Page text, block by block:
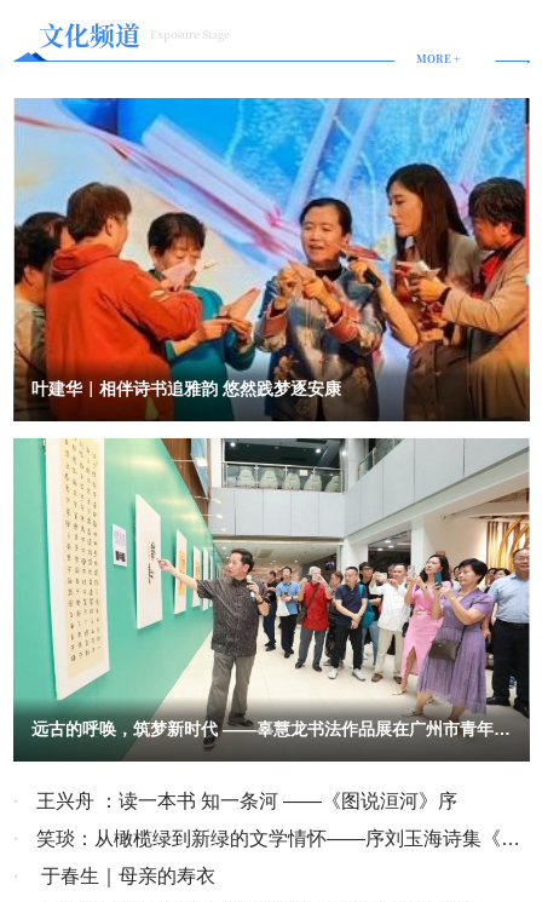
社交平台悄然升温，构成了春节期间最具共鸣的情绪底色。洽洽精准
推出“洽洽到，财神到”的活动主题，简单又有极具年味氛围感。同时
以“寻宝”为核心互动机制，以“金瓜子”作为终极奖励，引导市民在探
索中感受年味，找到“好彩头”。这不仅是一场轻松好玩的互动，更是
沉浸式“新年沾福气、迎好运”的仪式感体验，让“洽洽到，财神到”从
一句口号，变成可触摸、可参与、可分享的真实福气。巡游现场，一
辆满载喜庆的大篷车化身流动的“年味符号”，车内陈列着巨型洽洽红
袋瓜子与 100% 全坚果礼盒。萌趣的“洽宝财神”手持象征财运的金瓜
子沿路派发上万份财气好礼，将“洽洽到 财神到”的新春祝福送到街头
巷尾，成为今年春节线下最具人气的年味风景之一。二、回应年味呼
唤：多元互动叠加，让烟火气回归街头如今，年轻人真正向往的，是
亲身参与的烟火气——是一家人围坐嗑瓜子的轻松欢乐，是街头巷尾
的热闹氛围，是能打卡、能互动、能分享的沉浸式年味儿。消费平台
年货报告显示，年轻人已逐步成为春节消费主力，“线下民俗体验”“春
节打卡地”的搜索量同比上涨387%，其中近四成是00后，大家更爱能
亲身参与的过年方式。这次洽洽选择把线上热度落到线下，让久违的
烟火气重新回到街头。和传统年货大卖场不同，洽洽把巡游现场做成
了能逛、能玩、能分享的沉浸式新春活动，用一场场接地气的线下互
动，回应年轻人对真实年味的期待。巡游路线深入全国各大城市商圈
与市井街巷，结合各地特色带来丰富内容，通过多元互动叠加体验，
打造出沉浸式新春节日场域。除趣味寻宝外，各地还设置了一系列精
彩互动：洽宝财神舞团以萌趣舞步圈粉无数，成为全场人气焦点，吸
引市民纷纷合影打卡；传统川剧变脸、神秘魔术等表演轮番上阵，不
断点燃现场热情；人气超高的“嗑瓜子大赛”更是引爆多城比拼热潮，
演艺，从趣味竞技到年味体验，多维度的活动设计让每一位参与者都
能找到属于自己的快乐，还能现场一站式选购洽洽瓜子、坚果等新年
人重新感受到热气腾腾的新年烟火气。三、重塑年味记忆，洽洽让中
文化频道
Exposure Stage
MORE +
叶建华｜相伴诗书追雅韵 悠然践梦逐安康
远古的呼唤，筑梦新时代 ——辜慧龙书法作品展在广州市青年文
化宫隆重开幕
·
王兴舟 ：读一本书 知一条河 ——《图说洹河》序
·
笑琰：从橄榄绿到新绿的文学情怀——序刘玉海诗集《生
命的原色》
·
于春生｜母亲的寿衣